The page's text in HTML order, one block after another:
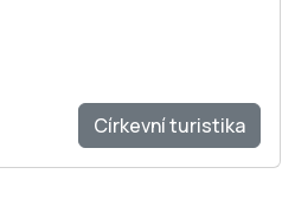
Církevní turistika